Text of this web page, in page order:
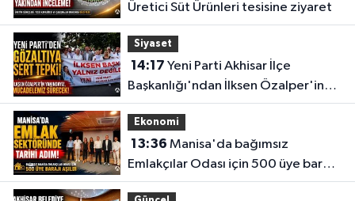
Üretici Süt Ürünleri tesisine ziyaret
Siyaset
14:17
Başkanlığı'ndan İlksen Özalper'in
gözaltına alınmasına tepki
Ekonomi
13:36
Emlakçılar Odası için 500 üye barajı
aşıldı